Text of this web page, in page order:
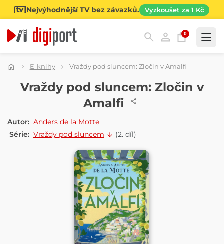
Nejvýhodnější TV bez závazků. Vyzkoušet za 1 Kč
0
Kategorie
E-knihy Vraždy pod sluncem: Zločin v Amalfi
E-KNIHAVraždy pod sluncem: Zločin v
Amalfi
Autor: Anders de la Motte
Série: Vraždy pod sluncem (2. díl)